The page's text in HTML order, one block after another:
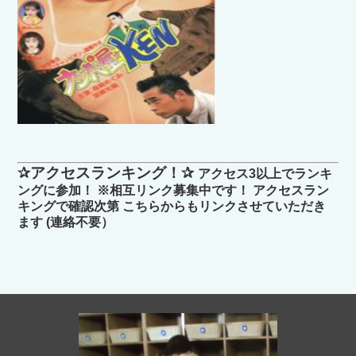
✰アクセスランキング！✰ アクセス3以上でランキ
ングに参加！ ※相互リンク募集中です！ アクセスラン
キングで確認次第 こちらからもリンクさせていただき
ます (連絡不要）